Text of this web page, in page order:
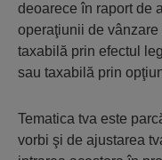
deoarece în raport de
operaţiunii de
taxabilă prin efectul
sau taxabilă prin
Tematica tva este
vorbi şi de ajustarea